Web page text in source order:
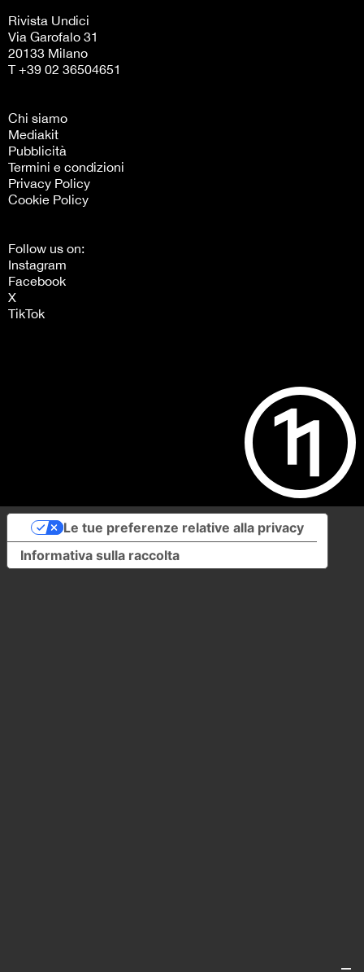
Rivista Undici
Via Garofalo 31
20133 Milano
T +39 02 36504651
Chi siamo
Mediakit
Pubblicità
Termini e condizioni
Privacy Policy
Cookie Policy
Follow us on:
Instagram
Facebook
X
TikTok
Informativa sulla raccolta
Le tue preferenze relative alla privacy